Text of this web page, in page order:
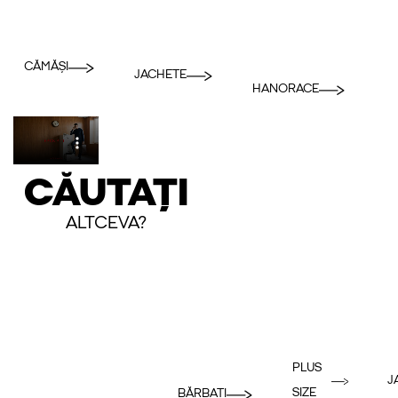
CĂMĂȘI
JACHETE
HANORACE
CĂUTAȚI
ALTCEVA?
BĂRBAȚI
PLUS
SIZE